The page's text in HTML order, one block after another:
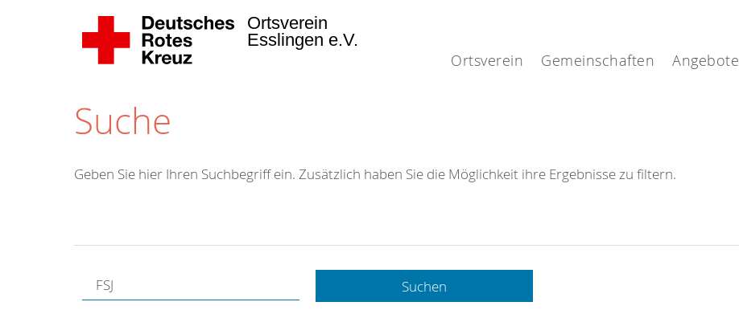
Ortsverein Gemeinschaften Angebote
Ortsverein
Esslingen e.V.
Suche
Hotline.
Geben Sie hier Ihren Suchbegriff ein. Zusätzlich haben Sie die Möglichkeit ihre Ergebnisse zu filtern.
Suchen